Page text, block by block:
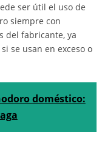
ser útil el uso de
siempre con
del fabricante, ya
se usan en exceso o
doméstico: